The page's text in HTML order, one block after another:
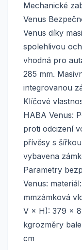
Mechanické
Venus
Venus díky
spolehlivou
vhodná pro
285 mm.
integrovanou
Klíčové
HABA Venus:
proti odcizení
přívěsy s
vybavena
Parametry
Venus:
mmzámková
V × H): 379 ×
kgrozměry
cm